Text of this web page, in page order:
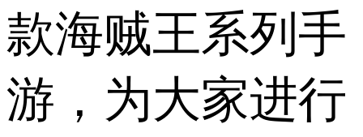
款海贼王系列手
游，为大家进行